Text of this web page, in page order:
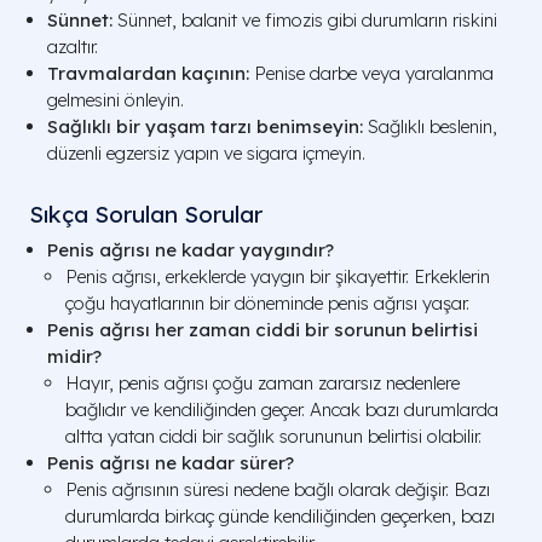
Sünnet: Sünnet, balanit ve fimozis gibi durumların riskini
azaltır.
Travmalardan kaçının: Penise darbe veya yaralanma
gelmesini önleyin.
Sağlıklı bir yaşam tarzı benimseyin: Sağlıklı beslenin,
düzenli egzersiz yapın ve sigara içmeyin.
Sıkça Sorulan Sorular
Penis ağrısı ne kadar yaygındır?
Penis ağrısı, erkeklerde yaygın bir şikayettir. Erkeklerin
çoğu hayatlarının bir döneminde penis ağrısı yaşar.
Penis ağrısı her zaman ciddi bir sorunun belirtisi
midir?
Hayır, penis ağrısı çoğu zaman zararsız nedenlere
bağlıdır ve kendiliğinden geçer. Ancak bazı durumlarda
altta yatan ciddi bir sağlık sorununun belirtisi olabilir.
Penis ağrısı ne kadar sürer?
Penis ağrısının süresi nedene bağlı olarak değişir. Bazı
durumlarda birkaç günde kendiliğinden geçerken, bazı